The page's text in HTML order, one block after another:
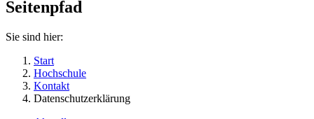
Seitenpfad
Sie sind hier:
Start
Hochschule
Kontakt
Datenschutzerklärung